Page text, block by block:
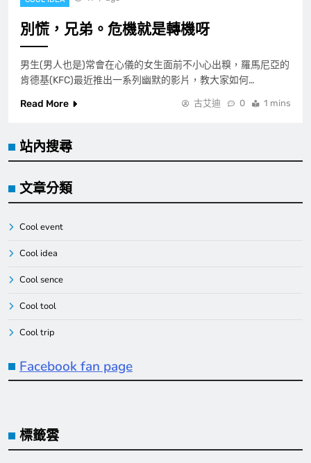
別慌，兄弟。危機就是轉機呀
男生(男人也是)常會在心儀的女生面前不小心出糗，羅馬尼亞的
肯德基(KFC)最近推出一系列幽默的影片，教大家如何…
Read More
古艾迪 0 1 mins
站內搜尋
文章分類
Cool event
Cool idea
Cool sence
Cool tool
Cool trip
Facebook fan page
標籤雲